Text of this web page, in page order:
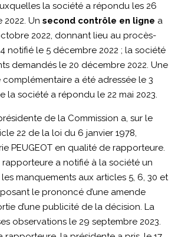
la société a répondu les 26
Un second contrôle en ligne a
2022, donnant lieu au procès-
notifié le 5 décembre 2022 ; la société
demandés le 20 décembre 2022. Une
a été adressée le 3
la société a répondu le 22 mai 2023.
de la Commission a, sur le
22 de la loi du 6 janvier 1978,
PEUGEOT en qualité de rapporteure.
rapporteure a notifié à la société un
manquements aux articles 5, 6, 30 et
le prononcé d’une amende
d’une publicité de la décision. La
observations le 29 septembre 2023.